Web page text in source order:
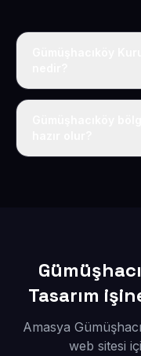
Tek fiyat uygulanır:
Tasarım
Amasya
web sitesi